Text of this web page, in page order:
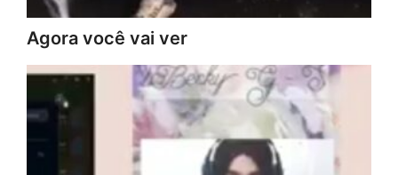
Agora você vai ver